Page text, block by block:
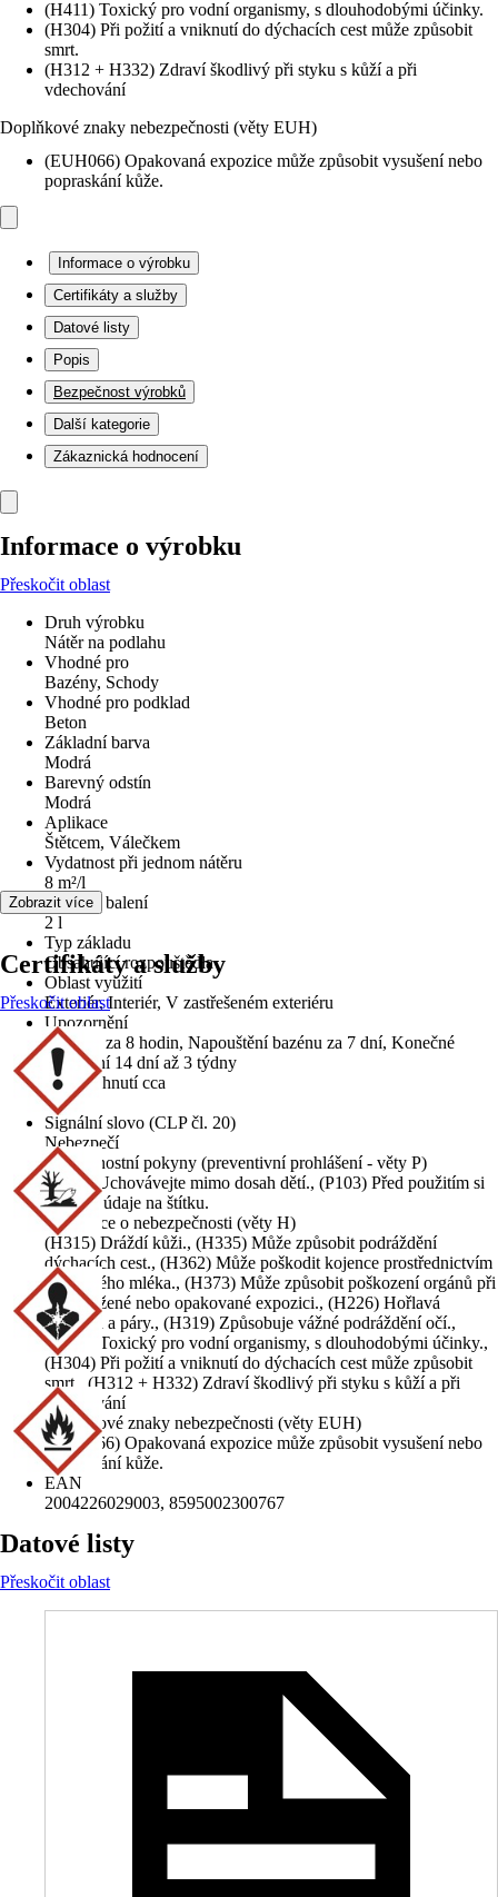
(H411) Toxický pro vodní organismy, s dlouhodobými účinky.
(H304) Při požití a vniknutí do dýchacích cest může způsobit
smrt.
(H312 + H332) Zdraví škodlivý při styku s kůží a při
vdechování
Doplňkové znaky nebezpečnosti (věty EUH)
(EUH066) Opakovaná expozice může způsobit vysušení nebo
popraskání kůže.
Informace o výrobku
Certifikáty a služby
Datové listy
Popis
Bezpečnost výrobků
Další kategorie
Zákaznická hodnocení
Informace o výrobku
Přeskočit oblast
Druh výrobku
Nátěr na podlahu
Vhodné pro
Bazény, Schody
Vhodné pro podklad
Beton
Základní barva
Modrá
Barevný odstín
Modrá
Aplikace
Štětcem, Válečkem
Vydatnost při jednom nátěru
8 m²/l
Velikost balení
2 l
Typ základu
Obsahující rozpouštědla
Oblast využití
Exteriér, Interiér, V zastřešeném exteriéru
Upozornění
Pochozí za 8 hodin, Napouštění bazénu za 7 dní, Konečné
vytvrzení 14 dní až 3 týdny
Doba schnutí cca
24 h
Signální slovo (CLP čl. 20)
Nebezpečí
Bezpečnostní pokyny (preventivní prohlášení - věty P)
(P102) Uchovávejte mimo dosah dětí., (P103) Před použitím si
přečtěte údaje na štítku.
Informace o nebezpečnosti (věty H)
(H315) Dráždí kůži., (H335) Může způsobit podráždění
dýchacích cest., (H362) Může poškodit kojence prostřednictvím
mateřského mléka., (H373) Může způsobit poškození orgánů při
prodloužené nebo opakované expozici., (H226) Hořlavá
kapalina a páry., (H319) Způsobuje vážné podráždění očí.,
(H411) Toxický pro vodní organismy, s dlouhodobými účinky.,
(H304) Při požití a vniknutí do dýchacích cest může způsobit
smrt., (H312 + H332) Zdraví škodlivý při styku s kůží a při
vdechování
Doplňkové znaky nebezpečnosti (věty EUH)
(EUH066) Opakovaná expozice může způsobit vysušení nebo
popraskání kůže.
EAN
2004226029003, 8595002300767
Zobrazit více
Certifikáty a služby
Přeskočit oblast
Datové listy
Přeskočit oblast